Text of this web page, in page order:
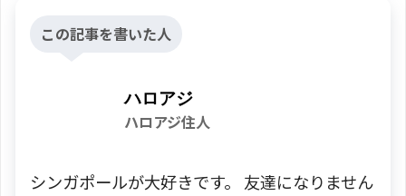
この記事を書いた人
ハロアジ
ハロアジ住人
シンガポールが大好きです。 友達になりません